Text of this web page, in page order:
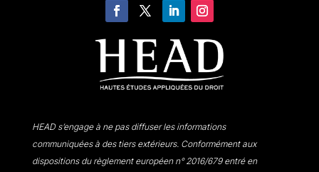
HEAD s’engage à ne pas diffuser les informations
communiquées à des tiers extérieurs. Conformément aux
dispositions du règlement européen n° 2016/679 entré en